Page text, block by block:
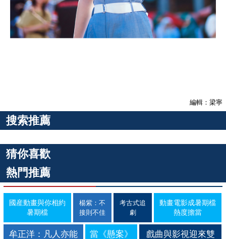
編輯：梁寧
搜索推薦
猜你喜歡
熱門推薦
國産動畫與你相約
暑期檔
楊紫：不
接則不佳
考古式追
劇
動畫電影成暑期檔
熱度擔當
牟正洋：凡人亦能
當《懸案》
戲曲與影視迎來雙